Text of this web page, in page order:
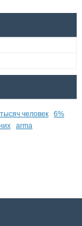
человек
6%
arma